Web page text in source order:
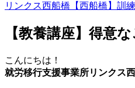
リンクス西船橋 【西船橋】訓練
【教養講座】得意
こんにちは！
就労移行支援事業所リンクス